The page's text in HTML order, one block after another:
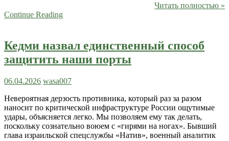
Читать полностью »
Continue Reading
Кедми назвал единственный способ
защитить наши порты
06.04.2026 wasa007
Невероятная дерзость противника, который раз за разом
наносит по критической инфраструктуре России ощутимые
удары, объясняется легко. Мы позволяем ему так делать,
поскольку сознательно воюем с «гирями на ногах». Бывший
глава израильской спецслужбы «Натив», военный аналитик